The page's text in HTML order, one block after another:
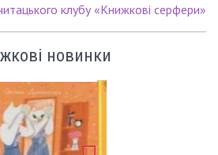
клубу «Книжкові серфери»
новинки